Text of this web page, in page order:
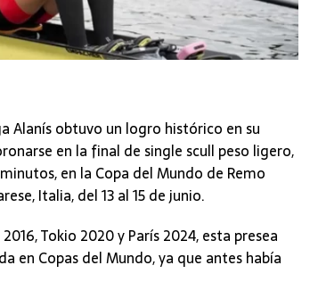
Alanís obtuvo un logro histórico en su
en la final de single scull peso ligero,
en la Copa del Mundo de Remo
Italia, del 13 al 15 de junio.
Tokio 2020 y París 2024, esta presea
en Copas del Mundo, ya que antes había